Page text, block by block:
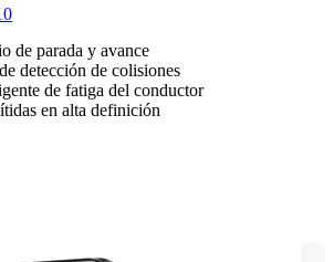
de parada y avance
detección de colisiones
de fatiga del conductor
en alta definición